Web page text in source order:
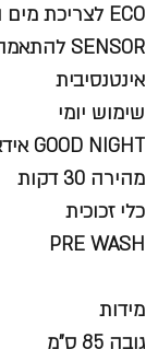
ECO לצריכת מים וחשמל אופטימלית
SENSOR להתאמה אידאלית לרמת לכלוך הכלים
אינטנסיבית
שימוש יומי
GOOD NIGHT אידאלית לשימוש במהלך הלילה
מהירה 30 דקות
כלי זכוכית
PRE WASH
מידות
גובה 85 ס"מ